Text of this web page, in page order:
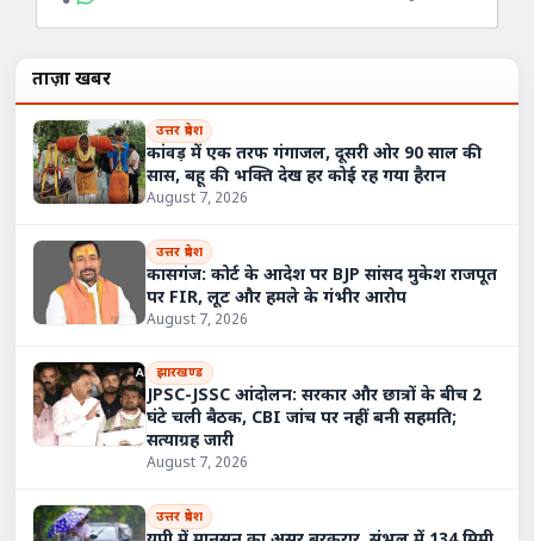
ताज़ा खबरें
उत्तर प्रदेश
कांवड़ में एक तरफ गंगाजल, दूसरी ओर 90 साल की
सास, बहू की भक्ति देख हर कोई रह गया हैरान
August 7, 2026
उत्तर प्रदेश
कासगंज: कोर्ट के आदेश पर BJP सांसद मुकेश राजपूत
पर FIR, लूट और हमले के गंभीर आरोप
August 7, 2026
झारखण्ड
JPSC-JSSC आंदोलन: सरकार और छात्रों के बीच 2
घंटे चली बैठक, CBI जांच पर नहीं बनी सहमति;
सत्याग्रह जारी
August 7, 2026
उत्तर प्रदेश